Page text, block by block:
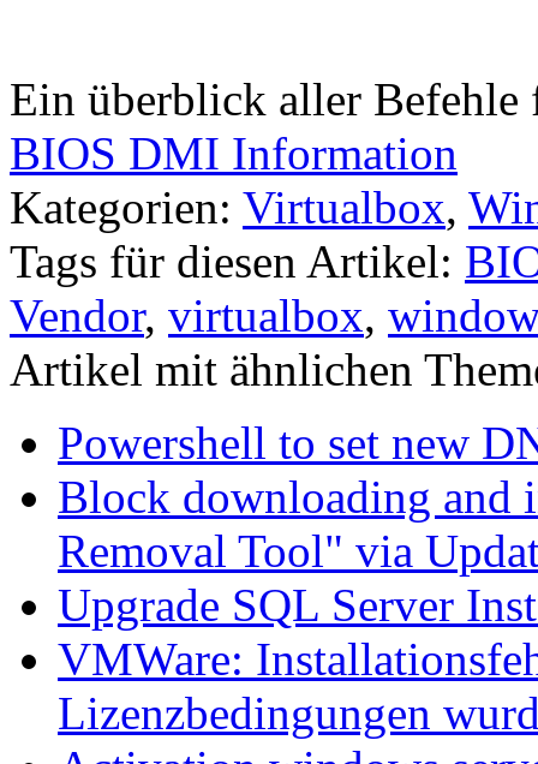
Ein überblick aller
BIOS DMI Information
Kategorien: Virtualbox,
Tags für diesen Artikel:
Vendor, virtualbox,
Artikel mit ähnlichen
Powershell to set new
Block downloading and
Removal Tool" via
Upgrade SQL Server
VMWare:
Lizenzbedingungen